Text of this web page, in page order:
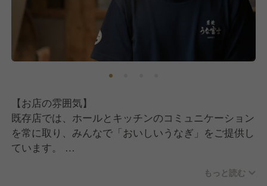
■名古屋発で、東京・関西・九州に進出済み。今後も
出店を予定しており、IPO（新規上場）も準備中で拡
大・変革期の面白い環境です。
そんな『うな富士』が、2026年6月『名古屋栄店』を
OPEN！
栄駅直結の好立地で、すでに注目度の高いエリアです
♪
新店を盛り上げてくださる、オープニングスタッフを
募集しています！
【お店の雰囲気】
既存店では、ホールとキッチンのコミュニケーション
を常に取り、みんなで「おいしいうなぎ」をご提供し
ています。
もっと読む